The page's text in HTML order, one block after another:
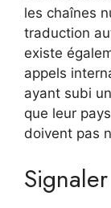
les chaînes
traduction
existe
appels
ayant subi
que leur
doivent pas